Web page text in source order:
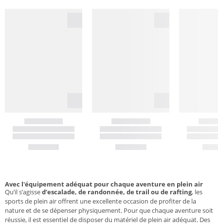
Avec l'équipement adéquat pour chaque aventure en plein air
Qu’il s’agissed’escalade, de randonnée, de trail ou de rafting, les
sports de plein air offrent une excellente occasion de profiter de la
nature et de se dépenser physiquement. Pour que chaque aventure soit
réussie, il est essentiel de disposer du matériel de plein air adéquat. Des